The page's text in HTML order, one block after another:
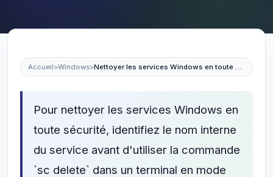
Accueil>Windows> Nettoyer les services Windows en toute sécurité
Pour nettoyer les services Windows en
toute sécurité, identifiez le nom interne
du service avant d'utiliser la commande
`sc delete` dans un terminal en mode